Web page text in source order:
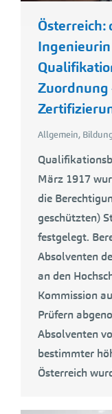
Österreich:
Zuordnung
Allgemein,
März 1917
die
geschützten)
festgelegt.
Absolventen
an den
Kommission
Prüfern
Absolventen
bestimmter
Österreich